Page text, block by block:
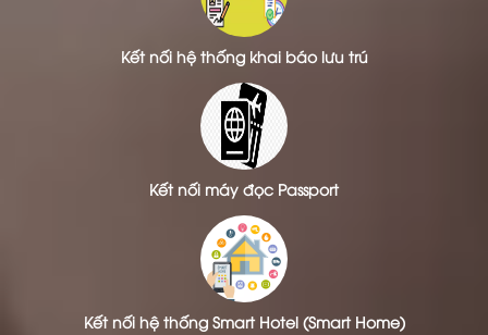
Kết nối hệ thống khai báo lưu trú
Kết nối máy đọc Passport
Kết nối hệ thống Smart Hotel (Smart Home)